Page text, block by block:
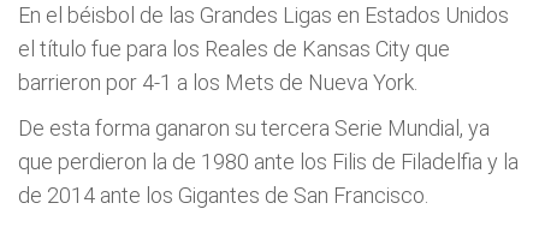
En el béisbol de las Grandes Ligas en Estados Unidos
el título fue para los Reales de Kansas City que
barrieron por 4-1 a los Mets de Nueva York.
De esta forma ganaron su tercera Serie Mundial, ya
que perdieron la de 1980 ante los Filis de Filadelfia y la
de 2014 ante los Gigantes de San Francisco.